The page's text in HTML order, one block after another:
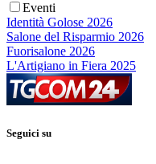
Eventi
Identità Golose 2026
Salone del Risparmio 2026
Fuorisalone 2026
L'Artigiano in Fiera 2025
Seguici su